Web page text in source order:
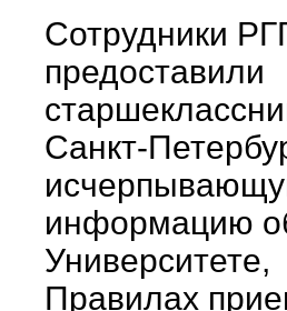
Сотрудники
предоставили
Санкт-
информацию
Университете,
Правилах